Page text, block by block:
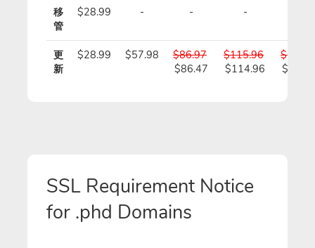
移
管
$28.99 - - -
更
新
$28.99 $57.98
$86.97
$86.47
$115.96
$114.96
SSL Requirement Notice
for .phd Domains